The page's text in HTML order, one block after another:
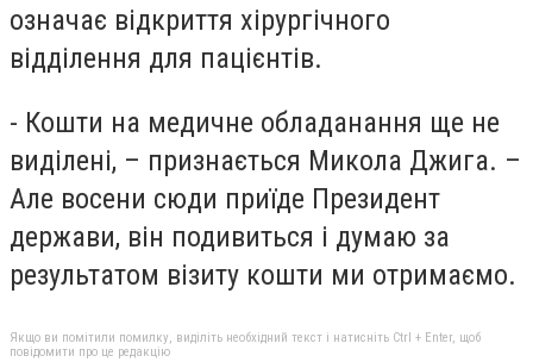
означає відкриття хірургічного
відділення для пацієнтів.
- Кошти на медичне обладанання ще не
виділені, – признається Микола Джига. –
Але восени сюди приїде Президент
держави, він подивиться і думаю за
результатом візиту кошти ми отримаємо.
Якщо ви помітили помилку, виділіть необхідний текст і натисніть Ctrl + Enter, щоб
повідомити про це редакцію